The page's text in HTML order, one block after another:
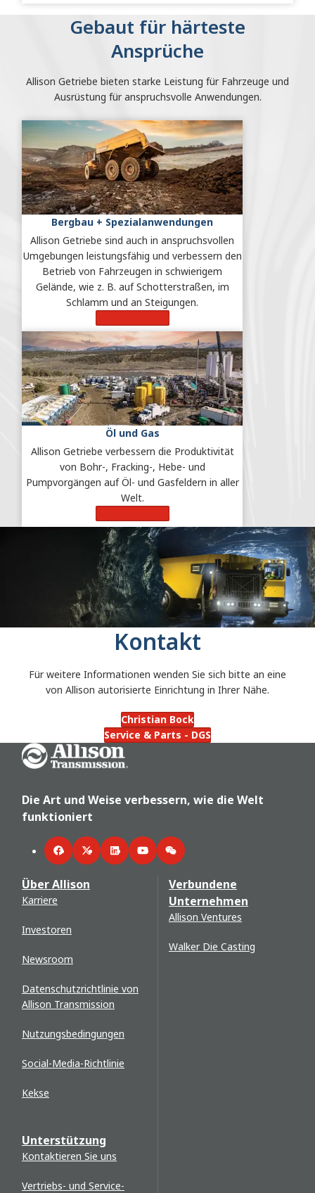
Gebaut für härteste
Ansprüche
Allison Getriebe bieten starke Leistung für Fahrzeuge und
Ausrüstung für anspruchsvolle Anwendungen.
Bergbau + Spezialanwendungen
Allison Getriebe sind auch in anspruchsvollen
Umgebungen leistungsfähig und verbessern den
Betrieb von Fahrzeugen in schwierigem
Gelände, wie z. B. auf Schotterstraßen, im
Schlamm und an Steigungen.
Öl und Gas
Allison Getriebe verbessern die Produktivität
von Bohr-, Fracking-, Hebe- und
Pumpvorgängen auf Öl- und Gasfeldern in aller
Welt.
Kontakt
Für weitere Informationen wenden Sie sich bitte an eine
von Allison autorisierte Einrichtung in Ihrer Nähe.
Christian Bock
Service & Parts - DGS
Go Home
Die Art und Weise verbessern, wie die Welt
funktioniert
FacebookTwitterLinkedInYouTubeWeChat
Über Allison
Karriere
Investoren
Newsroom
Datenschutzrichtlinie von
Allison Transmission
Nutzungsbedingungen
Social-Media-Richtlinie
Kekse
Unterstützung
Kontaktieren Sie uns
Vertriebs- und Service-
Verbundene
Unternehmen
Allison Ventures
Walker Die Casting